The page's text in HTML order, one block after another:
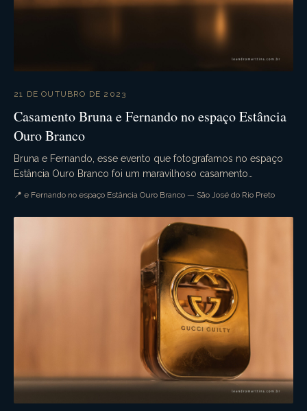
21 DE OUTUBRO DE 2023
Casamento Bruna e Fernando no espaço Estância
Ouro Branco
Bruna e Fernando, esse evento que fotografamos no espaço
Estância Ouro Branco foi um maravilhoso casamento
📍 e Fernando no espaço Estância Ouro Branco — São José do Rio Preto